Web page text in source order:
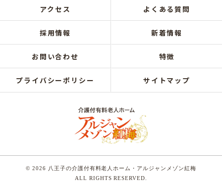
アクセス よくある質問
採用情報 新着情報
お問い合わせ 特徴
プライバシーポリシー サイトマップ
© 2026 八王子の介護付有料老人ホーム・アルジャンメゾン紅梅
ALL RIGHTS RESERVED.